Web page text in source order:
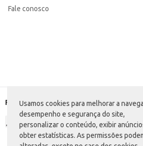
Usamos cookies para melhorar a
desempenho e segurança do site,
personalizar o conteúdo, exibir
obter estatísticas. As permissões
Fale conosco
Formas de pagamento